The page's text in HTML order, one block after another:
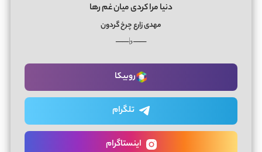
دنیا مرا کردی میان غم رها
مهدی زارع چرخ گردون
──♭──
روبیکا
تلگرام
اینستاگرام